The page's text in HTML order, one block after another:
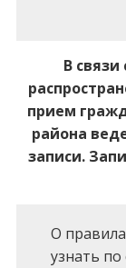
В
прием
района
записи.
О
узнать по